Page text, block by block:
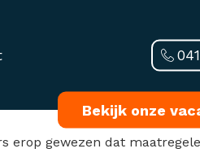
Bekijk onze
erop gewezen dat